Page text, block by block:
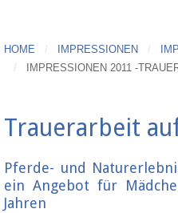
HOME IMPRESSIONEN
IMPRESSIONEN 2011 -
Trauerarbeit
Pferde- und
ein Angebot für
Jahren